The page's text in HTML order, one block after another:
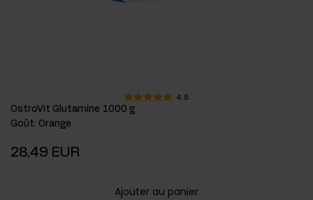
4.8
OstroVit Glutamine 1000 g
Goût: Orange
28,49 EUR
Ajouter au panier